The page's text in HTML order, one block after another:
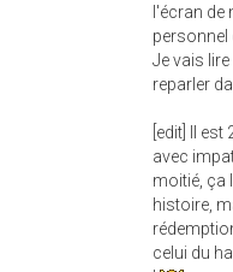
l'écran
personnel
Je vais
reparler
[edit] Il
avec
moitié, ça
histoire,
celui du